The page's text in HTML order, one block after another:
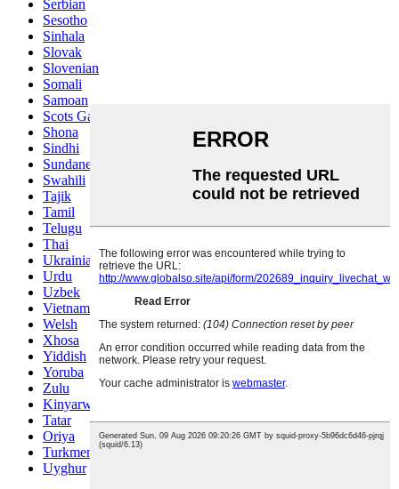
Serbian
Sesotho
Sinhala
Slovak
Slovenian
Somali
Samoan
Scots Gaelic
Shona
Sindhi
Sundanese
Swahili
Tajik
Tamil
Telugu
Thai
Ukrainian
Urdu
Uzbek
Vietnamese
Welsh
Xhosa
Yiddish
Yoruba
Zulu
Kinyarwanda
Tatar
Oriya
Turkmen
Uyghur